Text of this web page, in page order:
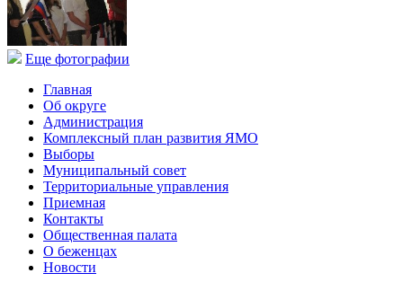
Еще фотографии
Главная
Об округе
Администрация
Комплексный план развития ЯМО
Выборы
Муниципальный совет
Территориальные управления
Приемная
Контакты
Общественная палата
О беженцах
Новости